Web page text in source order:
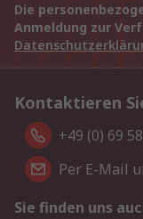
Die
Anmeldung zur
Kontaktieren
+49 (0) 69
Per E-Mail
Sie finden uns